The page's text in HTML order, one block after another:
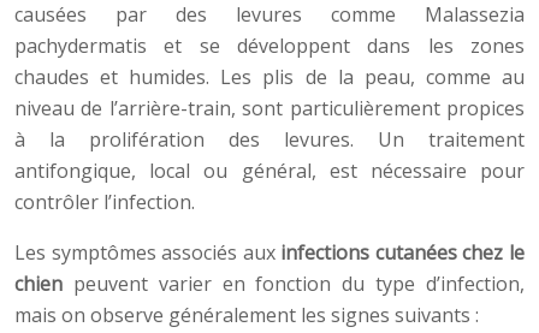
causées par des levures comme Malassezia
pachydermatis et se développent dans les zones
chaudes et humides. Les plis de la peau, comme au
niveau de l’arrière-train, sont particulièrement propices
à la prolifération des levures. Un traitement
antifongique, local ou général, est nécessaire pour
contrôler l’infection.
Les symptômes associés aux infections cutanées chez le
chien peuvent varier en fonction du type d’infection,
mais on observe généralement les signes suivants :